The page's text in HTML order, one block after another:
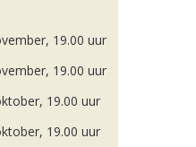
19.00 uur
19.00 uur
19.00 uur
19.00 uur